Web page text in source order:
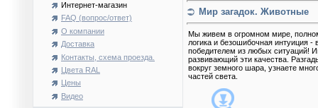
Интернет-магазин
FAQ (вопрос/ответ)
О компании
Доставка
Контакты, схема проезда.
Цвета RAL
Цены
Видео
Мир загадок. Животные
Мы живем в огромном мире,
логика и безошибочная интуиция -
победителем из любых ситуаций!
развивающий эти качества.
вокруг земного шара, узнаете
частей света.